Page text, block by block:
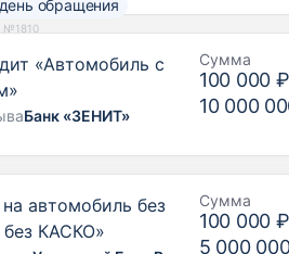
обращения
№1810
«Автомобиль с
Банк «ЗЕНИТ»
Сумма
100 000 ₽
10 000
автомобиль без
без КАСКО»
Сумма
100 000 ₽
5 000